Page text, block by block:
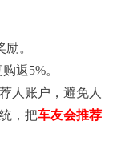
。
返5%。
人账户，避免人
，把车友会推荐